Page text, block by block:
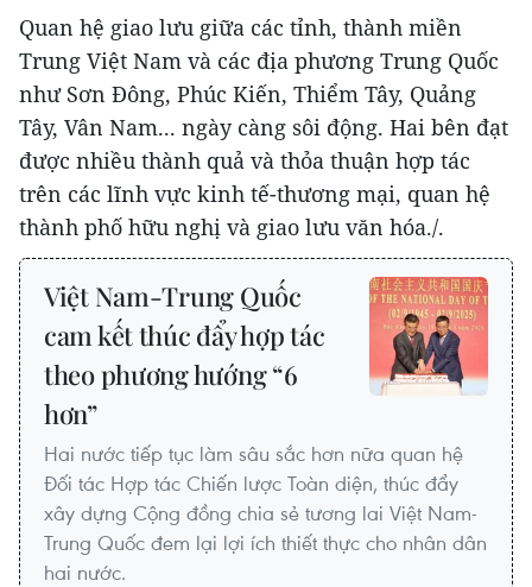
Quan hệ giao lưu giữa các tỉnh, thành miền
Trung Việt Nam và các địa phương Trung Quốc
như Sơn Đông, Phúc Kiến, Thiểm Tây, Quảng
Tây, Vân Nam... ngày càng sôi động. Hai bên đạt
được nhiều thành quả và thỏa thuận hợp tác
trên các lĩnh vực kinh tế-thương mại, quan hệ
thành phố hữu nghị và giao lưu văn hóa./.
Việt Nam-Trung Quốc
cam kết thúc đẩy hợp tác
theo phương hướng “6
hơn”
Hai nước tiếp tục làm sâu sắc hơn nữa quan hệ
Đối tác Hợp tác Chiến lược Toàn diện, thúc đẩy
xây dựng Cộng đồng chia sẻ tương lai Việt Nam-
Trung Quốc đem lại lợi ích thiết thực cho nhân dân
hai nước.